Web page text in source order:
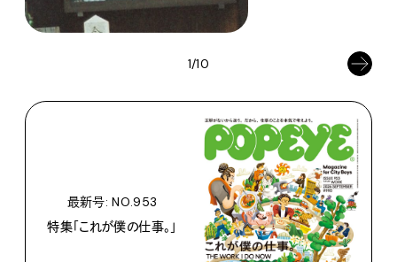
1/10
最新号: NO.953
特集「これが僕の仕事。」